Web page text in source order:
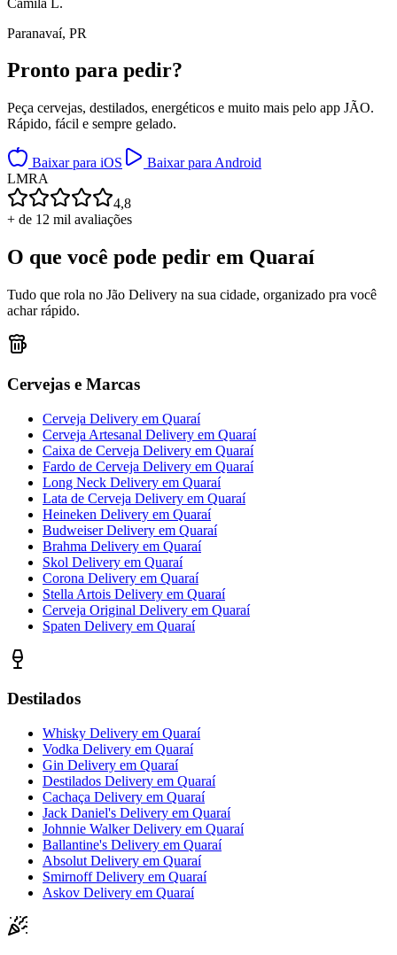
Paranavaí, PR
Pronto para pedir?
Peça cervejas, destilados, energéticos e muito mais pelo app JÃO.
Rápido, fácil e sempre gelado.
Baixar para iOS
Baixar para Android
LMRA
4,8
+ de 12 mil avaliações
O que você pode pedir em Quaraí
Tudo que rola no Jão Delivery na sua cidade, organizado pra você
achar rápido.
Cervejas e Marcas
Cerveja Delivery em Quaraí
Cerveja Artesanal Delivery em Quaraí
Caixa de Cerveja Delivery em Quaraí
Fardo de Cerveja Delivery em Quaraí
Long Neck Delivery em Quaraí
Lata de Cerveja Delivery em Quaraí
Heineken Delivery em Quaraí
Budweiser Delivery em Quaraí
Brahma Delivery em Quaraí
Skol Delivery em Quaraí
Corona Delivery em Quaraí
Stella Artois Delivery em Quaraí
Cerveja Original Delivery em Quaraí
Spaten Delivery em Quaraí
Destilados
Whisky Delivery em Quaraí
Vodka Delivery em Quaraí
Gin Delivery em Quaraí
Destilados Delivery em Quaraí
Cachaça Delivery em Quaraí
Jack Daniel's Delivery em Quaraí
Johnnie Walker Delivery em Quaraí
Ballantine's Delivery em Quaraí
Absolut Delivery em Quaraí
Smirnoff Delivery em Quaraí
Askov Delivery em Quaraí